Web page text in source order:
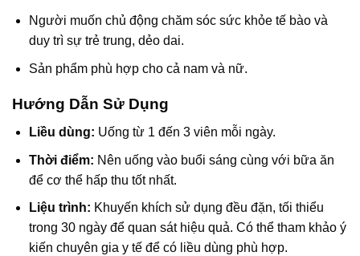
Người muốn chủ động chăm sóc sức khỏe tế bào và
duy trì sự trẻ trung, dẻo dai.
Sản phẩm phù hợp cho cả nam và nữ.
Hướng Dẫn Sử Dụng
Liều dùng: Uống từ 1 đến 3 viên mỗi ngày.
Thời điểm: Nên uống vào buổi sáng cùng với bữa ăn
để cơ thể hấp thu tốt nhất.
Liệu trình: Khuyến khích sử dụng đều đặn, tối thiểu
trong 30 ngày để quan sát hiệu quả. Có thể tham khảo ý
kiến chuyên gia y tế để có liều dùng phù hợp.